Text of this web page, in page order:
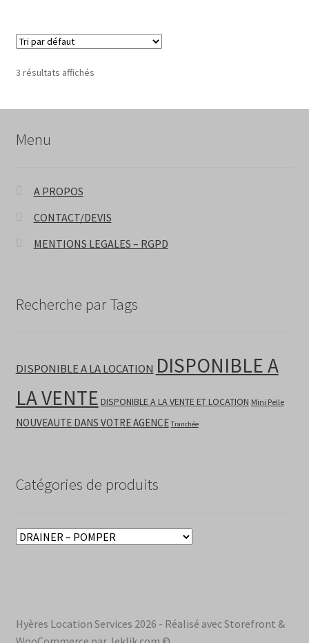
3 résultats affichés
Menu
A PROPOS
CONTACT/DEVIS
MENTIONS LEGALES – RGPD
Recherche par Tags
DISPONIBLE A LA LOCATION DISPONIBLE A
LA VENTE DISPONIBLE A LA VENTE ET LOCATION Mini Pelle
NOUVEAUTE DANS VOTRE AGENCE Tranchée
Catégories de produits
Hyères Location Services 2026 - Réalisé avec Storefront &